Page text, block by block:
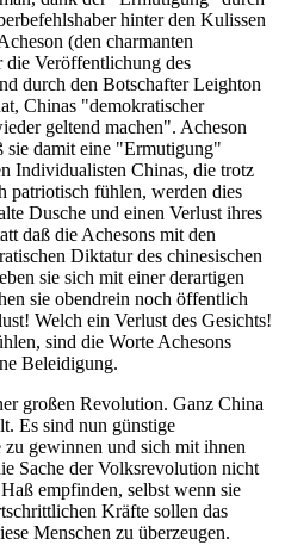
hinter den Kulissen
(den charmanten
die Veröffentlichung des
durch den Botschafter Leighton
Chinas "demokratischer
geltend machen". Acheson
sie damit eine "Ermutigung"
Individualisten Chinas, die trotz
patriotisch fühlen, werden dies
Dusche und einen Verlust ihres
daß die Achesons mit den
Diktatur des chinesischen
sie sich mit einer derartigen
sie obendrein noch öffentlich
Welch ein Verlust des Gesichts!
sind die Worte Achesons
Beleidigung.
großen Revolution. Ganz China
Es sind nun günstige
gewinnen und sich mit ihnen
Sache der Volksrevolution nicht
empfinden, selbst wenn sie
Kräfte sollen das
Menschen zu überzeugen.